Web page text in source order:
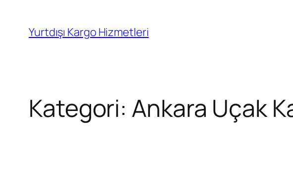
Yurtdışı Kargo Hizmetleri
Kategori: Ankara Uçak